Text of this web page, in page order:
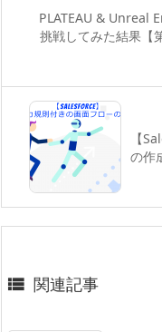
PLATEAU & Unreal
挑戦してみた結果【
【
の作
 関連記事